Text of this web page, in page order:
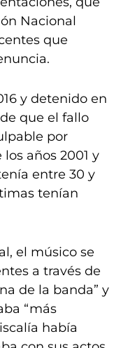
Nacional
que
y detenido en
que el fallo
por
años 2001 y
entre 30 y
tenían
el músico se
a través de
de la banda” y
“más
había